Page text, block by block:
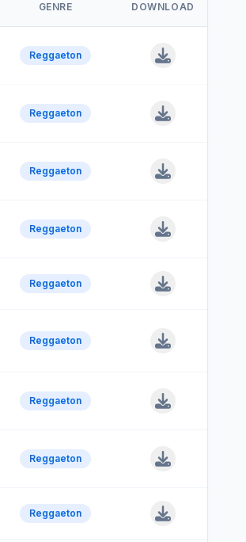
GENRE DOWNLOAD
Reggaeton
Reggaeton
Reggaeton
Reggaeton
Reggaeton
Reggaeton
Reggaeton
Reggaeton
Reggaeton